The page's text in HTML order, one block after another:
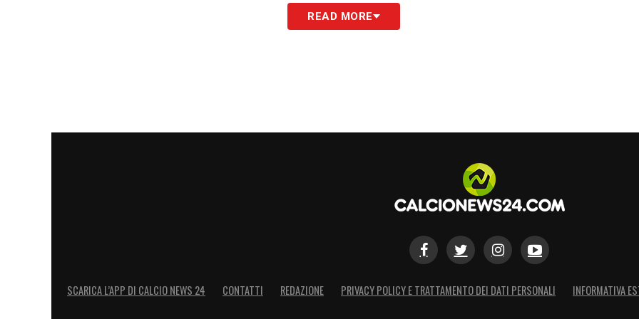
READ MORE
SCARICA L’APP DI CALCIO NEWS 24 CONTATTI REDAZIONE PRIVACY POLICY E TRATTAMENTO DEI DATI PERSONALI INFORMATIVA